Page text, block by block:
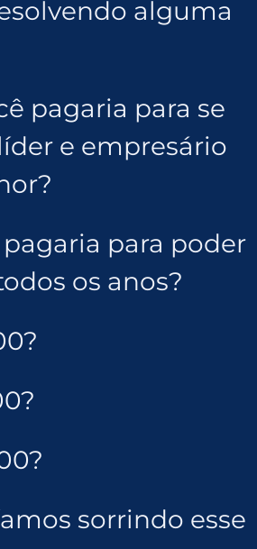
alguma
pagaria para se
e empresário
para poder
os anos?
sorrindo esse